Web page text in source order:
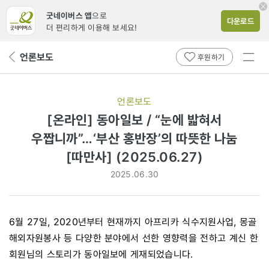
굿네이버스 앱으로
더 편리하게 이용해 보세요!
다운로드
뒤 언론보도 후원하기
전체
언론보도
[온라인] 동아일보 / “눈에 밟혀서
우짭니까”…‘부산 홍반장’의 따뜻한 나눔
[따만사] (2025.06.27)
2025.06.30
6월 27일, 2020년부터 현재까지 아프리카 식수지원사업, 몽골
해외자원봉사 등 다양한 분야에서 선한 영향력을 전하고 계신 한
회원님의 스토리가 동아일보에 게재되었습니다.